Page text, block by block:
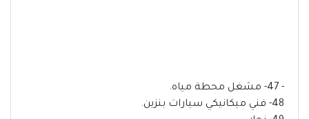
- 47- مشغل محطة مياه.
48- فني ميكانيكي سيارات بنزين.